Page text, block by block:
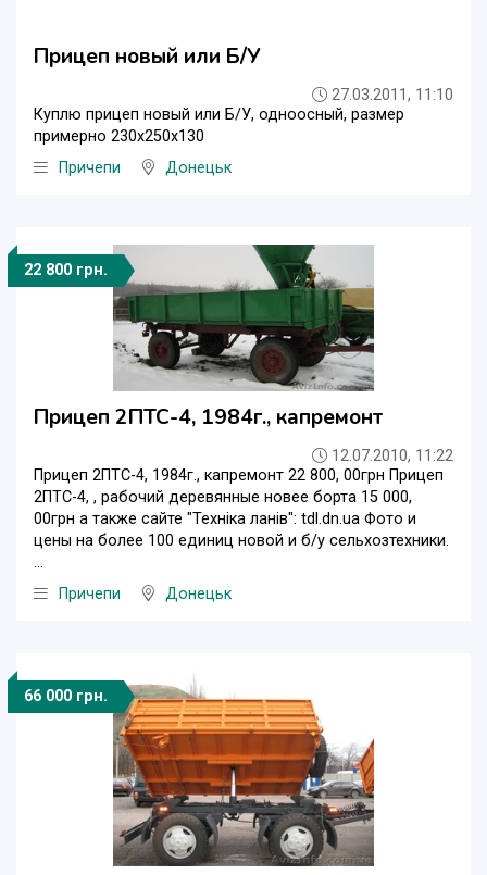
Прицеп новый или Б/У
27.03.2011, 11:10
Куплю прицеп новый или Б/У, одноосный, размер
примерно 230х250х130
Причепи
Донецьк
22 800 грн.
Прицеп 2ПТС-4, 1984г., капремонт
12.07.2010, 11:22
Прицеп 2ПТС-4, 1984г., капремонт 22 800, 00грн Прицеп
2ПТС-4, , рабочий деревянные новее борта 15 000,
00грн а также сайте "Техніка ланів": tdl.dn.ua Фото и
цены на более 100 единиц новой и б/у сельхозтехники.
...
Причепи
Донецьк
66 000 грн.